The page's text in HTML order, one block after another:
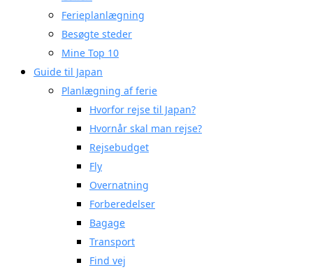
Ferieplanlægning
Besøgte steder
Mine Top 10
Guide til Japan
Planlægning af ferie
Hvorfor rejse til Japan?
Hvornår skal man rejse?
Rejsebudget
Fly
Overnatning
Forberedelser
Bagage
Transport
Find vej